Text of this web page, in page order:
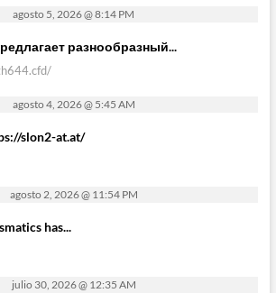
agosto 5, 2026 @ 8:14 PM
разнообразный...
agosto 4, 2026 @ 5:45 AM
slon2-at.at/
agosto 2, 2026 @ 11:54 PM
has...
julio 30, 2026 @ 12:35 AM